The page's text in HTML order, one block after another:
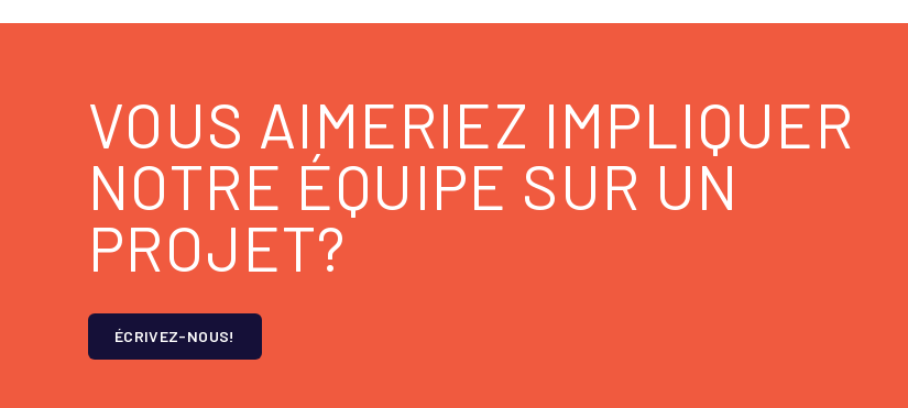
VOUS AIMERIEZ IMPLIQUER
NOTRE ÉQUIPE SUR UN
PROJET?
ÉCRIVEZ-NOUS!